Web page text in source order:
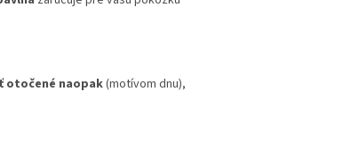
otočené naopak(motívom dnu),